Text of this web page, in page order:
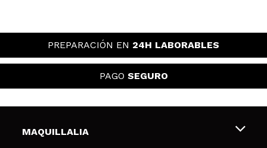
PREPARACIÓN EN 24H LABORABLES
PAGO SEGURO
MAQUILLALIA